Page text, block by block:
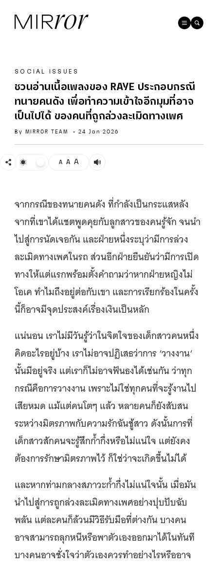
SOCIAL ISSUES
ชวนอ่านเนื้อเพลงของ RAYE ประกอบกรณี
ทนายคนดัง เพื่อทำความเข้าใจอีกมุมที่อาจ
เป็นไปได้ ของคนที่ถูกล่วงละเมิดทางเพศ
By MIRROR TEAM • 24 Jan 2026
A A A
จากกรณีของทนายคนดัง ที่กำลังเป็นกระแสหลัง
จากที่เขาได้แชตพูดคุยกับลูกสาวของคนรู้จัก จนนำ
ไปสู่การนัดเจอกัน และฝ่ายหนึ่งระบุว่ามีการล่วง
ละเมิดทางเพศในรถ ส่วนอีกฝ่ายยืนยันว่ามีการเปิด
ทางให้แต่แรกพร้อมตั้งคำถามว่าหากฝ่ายหญิงไม่
โอเค ทำไมถึงอยู่ต่อกับเขา และการเรียกร้องในครั้ง
นี้ก็อาจมีจุดประสงค์เรื่องเงินเป็นหลัก
แน่นอน เราไม่มีวันรู้ว่าในจิตใจของเด็กสาวคนหนึ่ง
คิดอะไรอยู่บ้าง เราไม่อาจปฏิเสธว่าการ ‘วางงาน‘
นั้นมีอยู่จริง แต่เราก็ไม่อาจฟันธงได้เช่นกัน ว่าทุก
กรณีคือการวางงาน เพราะไม่ใช่ทุกคนที่จะรู้งานไป
เสียหมด แม้แต่คนโตๆ แล้ว หลายคนก็ยังสับสน
ระหว่างมิตรภาพกับความรักฉันชู้สาว ดังนั้นการที่
เด็กสาวสักคนจะรู้สึกก้ำกึ่งหรือไม่แน่ใจ แต่ยังคง
ต้องการรักษามิตรภาพไว้ ก็ใช่ว่าจะเกิดขึ้นไม่ได้
และหากท่ามกลางสภาวะก้ำกึ่งไม่แน่ใจนั้น เมื่อมัน
นำไปสู่การถูกล่วงละเมิดทางเพศอย่างปุบปับฉับ
พลัน แต่ละคนก็ล้วนมีวิธีรับมือที่ต่างกัน บางคน
อาจสามารถลุกหนีหรือพาตัวเองออกมาได้ในทันที
บางคนอาจชั่งใจว่าตัวเองควรทำอย่างไรหรืออาจ